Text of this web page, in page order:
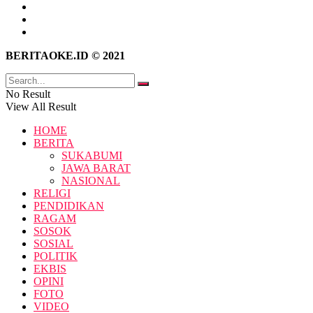
BERITAOKE.ID © 2021
No Result
View All Result
HOME
BERITA
SUKABUMI
JAWA BARAT
NASIONAL
RELIGI
PENDIDIKAN
RAGAM
SOSOK
SOSIAL
POLITIK
EKBIS
OPINI
FOTO
VIDEO